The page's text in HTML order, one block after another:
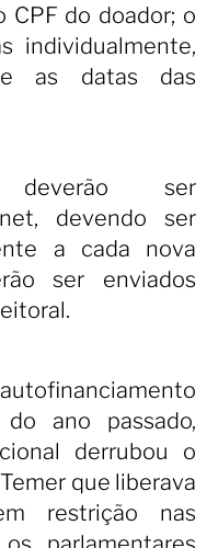
do doador; o
individualmente,
as datas das
deverão ser
devendo ser
a cada nova
ser enviados
ano passado,
derrubou o
que liberava
restrição nas